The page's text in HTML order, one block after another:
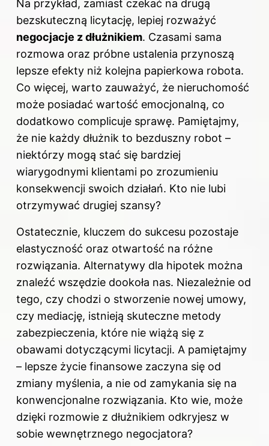
Na przykład, zamiast czekać na drugą
bezskuteczną licytację, lepiej rozważyć
negocjacje z dłużnikiem. Czasami sama
rozmowa oraz próbne ustalenia przynoszą
lepsze efekty niż kolejna papierkowa robota.
Co więcej, warto zauważyć, że nieruchomość
może posiadać wartość emocjonalną, co
dodatkowo complicuje sprawę. Pamiętajmy,
że nie każdy dłużnik to bezduszny robot –
niektórzy mogą stać się bardziej
wiarygodnymi klientami po zrozumieniu
konsekwencji swoich działań. Kto nie lubi
otrzymywać drugiej szansy?
Ostatecznie, kluczem do sukcesu pozostaje
elastyczność oraz otwartość na różne
rozwiązania. Alternatywy dla hipotek można
znaleźć wszędzie dookoła nas. Niezależnie od
tego, czy chodzi o stworzenie nowej umowy,
czy mediację, istnieją skuteczne metody
zabezpieczenia, które nie wiążą się z
obawami dotyczącymi licytacji. A pamiętajmy
– lepsze życie finansowe zaczyna się od
zmiany myślenia, a nie od zamykania się na
konwencjonalne rozwiązania. Kto wie, może
dzięki rozmowie z dłużnikiem odkryjesz w
sobie wewnętrznego negocjatora?